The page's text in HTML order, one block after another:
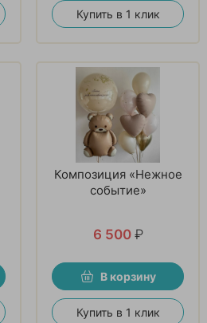
Купить в 1 клик
Композиция «Нежное
событие»
6 500 ₽
В корзину
Купить в 1 клик